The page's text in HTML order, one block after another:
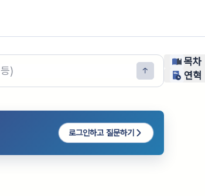
로그인하고 질문하기
목차
연혁